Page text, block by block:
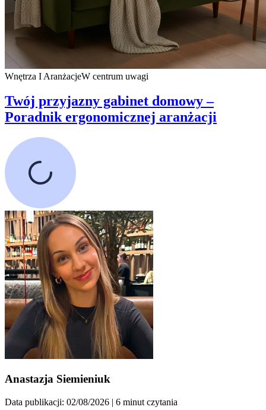
Wnętrza I AranżacjeW centrum uwagi
Twój przyjazny gabinet domowy –
Poradnik ergonomicznej aranżacji
Anastazja Siemieniuk
Data publikacji: 02/08/2026 | 6 minut czytania